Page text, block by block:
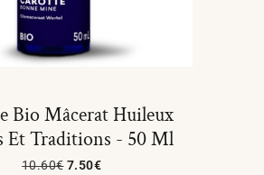
Bio Mâcerat Huileux
Et Traditions - 50 Ml
10.60€ 7.50€